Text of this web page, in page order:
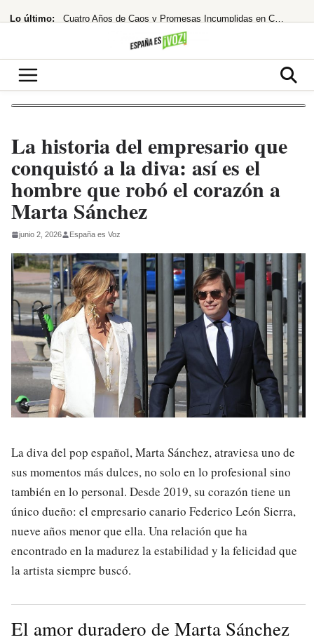
al Lo último: Cuatro Años de Caos y Promesas Incumplidas en Colombia
¡Bochorno real! El Rey de Marruecos saca a Akhannouch de sus vacaciones de lujo
La historia del empresario que
conquistó a la diva: así es el
hombre que robó el corazón a
Marta Sánchez
junio 2, 2026 España es Voz
La diva del pop español, Marta Sánchez, atraviesa uno de
sus momentos más dulces, no solo en lo profesional sino
también en lo personal. Desde 2019, su corazón tiene un
único dueño: el empresario canario Federico León Sierra,
nueve años menor que ella. Una relación que ha
encontrado en la madurez la estabilidad y la felicidad que
la artista siempre buscó.
El amor duradero de Marta Sánchez